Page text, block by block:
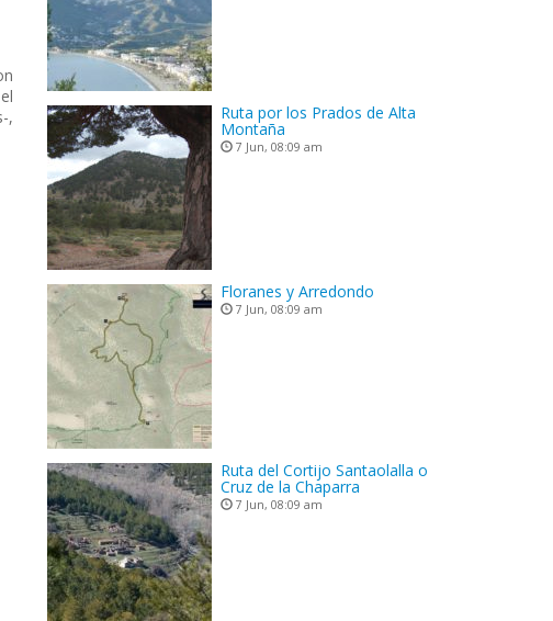
,
Ruta por los Prados de Alta
Montaña
7 Jun, 08:09 am
Floranes y Arredondo
7 Jun, 08:09 am
Ruta del Cortijo Santaolalla o
Cruz de la Chaparra
7 Jun, 08:09 am